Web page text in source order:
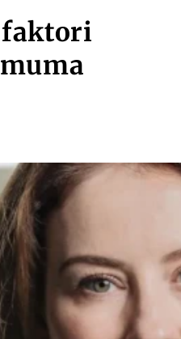
faktori